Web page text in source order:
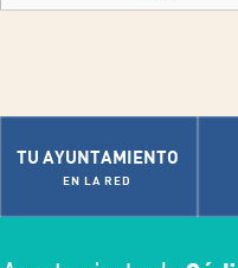
TU AYUNTAMIENTO
EN LA RED